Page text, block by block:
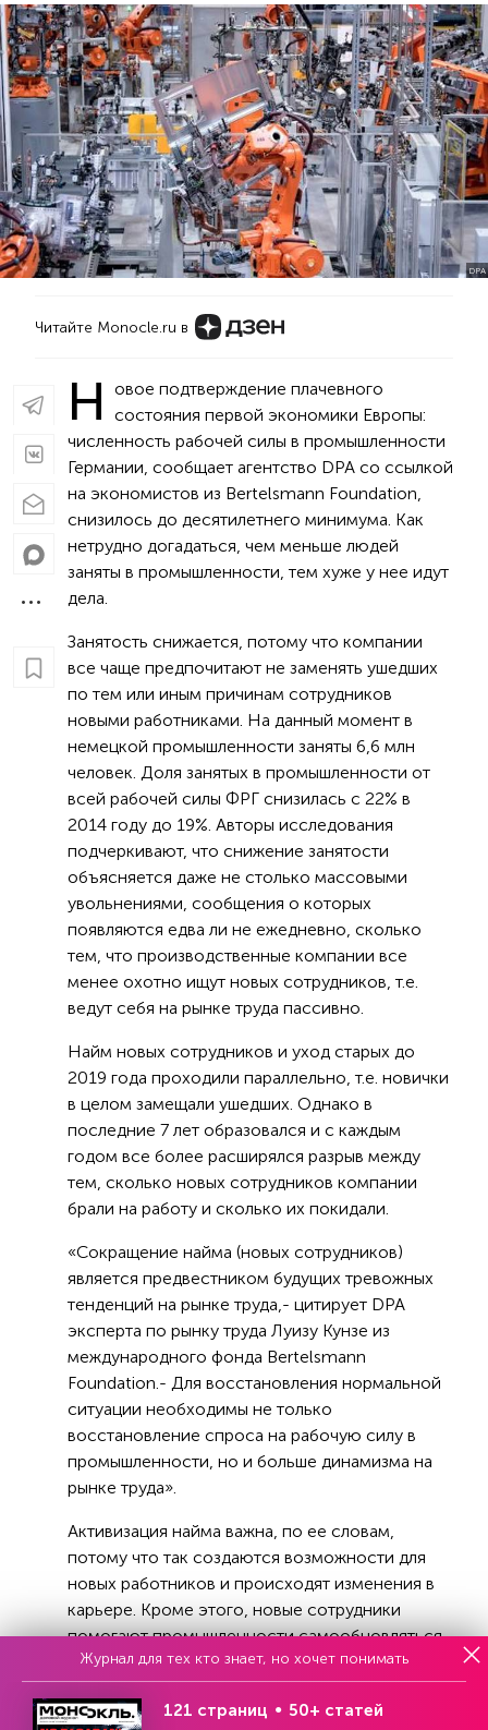
DPA
Читайте Monocle.ru в
Н
овое подтверждение плачевного
состояния первой экономики Европы:
численность рабочей силы в промышленности
Германии, сообщает агентство DPA со ссылкой
на экономистов из Bertelsmann Foundation,
снизилось до десятилетнего минимума. Как
нетрудно догадаться, чем меньше людей
заняты в промышленности, тем хуже у нее идут
дела.
Занятость снижается, потому что компании
все чаще предпочитают не заменять ушедших
по тем или иным причинам сотрудников
новыми работниками. На данный момент в
немецкой промышленности заняты 6,6 млн
человек. Доля занятых в промышленности от
всей рабочей силы ФРГ снизилась с 22% в
2014 году до 19%. Авторы исследования
подчеркивают, что снижение занятости
объясняется даже не столько массовыми
увольнениями, сообщения о которых
появляются едва ли не ежедневно, сколько
тем, что производственные компании все
менее охотно ищут новых сотрудников, т.е.
ведут себя на рынке труда пассивно.
Найм новых сотрудников и уход старых до
2019 года проходили параллельно, т.е. новички
в целом замещали ушедших. Однако в
последние 7 лет образовался и с каждым
годом все более расширялся разрыв между
тем, сколько новых сотрудников компании
брали на работу и сколько их покидали.
«Сокращение найма (новых сотрудников)
является предвестником будущих тревожных
тенденций на рынке труда,- цитирует DPA
эксперта по рынку труда Луизу Кунзе из
международного фонда Bertelsmann
Foundation.- Для восстановления нормальной
ситуации необходимы не только
восстановление спроса на рабочую силу в
промышленности, но и больше динамизма на
рынке труда».
Активизация найма важна, по ее словам,
потому что так создаются возможности для
новых работников и происходят изменения в
карьере. Кроме этого, новые сотрудники
помогают промышленности самообновляться.
Еще одной немаловажной причиной ухудшения
Журнал для тех кто знает, но хочет понимать
121 страниц 50+ статей